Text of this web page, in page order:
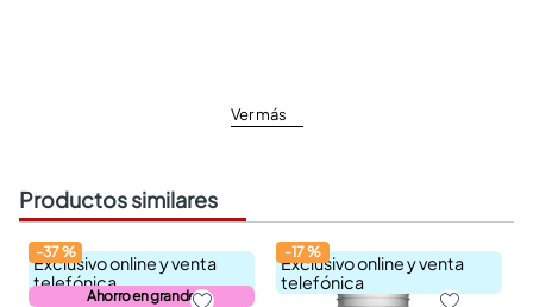
Ver más
Productos similares
Exclusivo online y venta
telefónica
Ahorro en grande
-37%
Exclusivo online y venta
telefónica
-17%